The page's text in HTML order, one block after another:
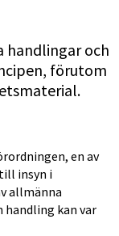
handlingar och
förutom
en av
insyn i
allmänna
handling kan var